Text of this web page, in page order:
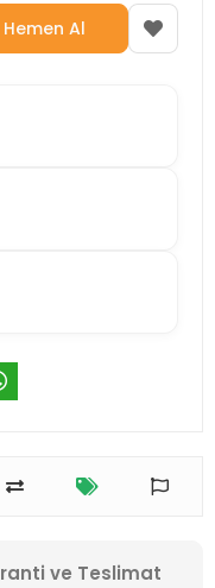
Hemen Al
ve Teslimat